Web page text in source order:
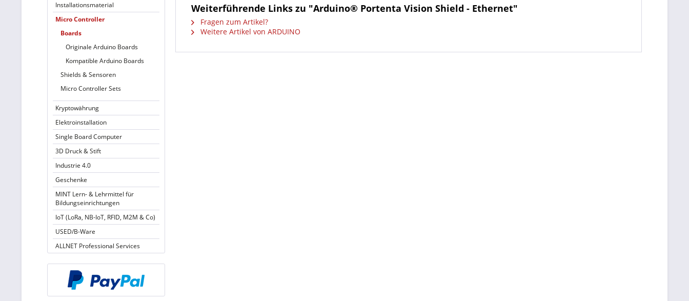
Installationsmaterial
Micro Controller
Boards
Originale Arduino Boards
Kompatible Arduino Boards
Shields & Sensoren
Micro Controller Sets
Kryptowährung
Elektroinstallation
Single Board Computer
3D Druck & Stift
Industrie 4.0
Geschenke
MINT Lern- & Lehrmittel für
Bildungseinrichtungen
IoT (LoRa, NB-IoT, RFID, M2M & Co)
USED/B-Ware
ALLNET Professional Services
Weiterführende Links zu "Arduino® Portenta Vision Shield - Ethernet"
Fragen zum Artikel?
Weitere Artikel von ARDUINO